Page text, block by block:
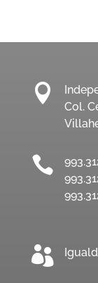

Col.

